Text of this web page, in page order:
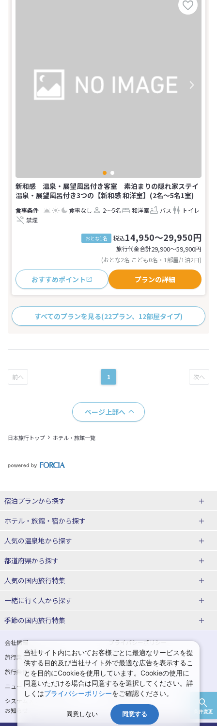
条件変更
新和感 温泉・展望風呂付き客室 素泊まりの隠れ家ステイ
温泉・展望風呂付き3つの【新和感 和洋室】(2名～5名1室)
食事なし 2～5名 和洋室 バス
トイレ
禁煙
おとな1名 税込14,950～29,950円
旅行代金合計29,900〜59,900円
(おとな2名 こども0名・1部屋/1泊2日)
おすすめポイント プランの詳細
すべてのプランを見る(22プラン、12部屋タイプ)
1
ページ上部へ
日本旅行トップ ホテル・旅館一覧
宿泊プランから探す
北海道
東北
青森県
宮城県
山形県
関東
埼玉県 千葉県
茨城県 栃木県
北陸
ホテル・旅館・宿から探す
北海道ホテル・旅館
青森県ホテル・旅館
宮城県ホテル・旅館
山形県ホテル・旅館
東京都ホテル・旅館 神奈川県ホテル・旅館
埼玉県ホテル・旅館 千葉県ホテル・旅館
茨城県ホテル・旅館 栃木県ホテル・旅館
群馬県ホテル・旅館
人気の温泉地から探す
北海道
湯の川温泉(北海道)
十勝川温泉(北海道)
洞爺湖温泉(北海道)
層雲峡温泉(北海道)
東北
花巻温泉(岩手) 蔵王温泉(山形)
かみのやま温泉(山形) 鳴子温泉(宮城)
秋保温泉(宮城) 飯坂温泉(福島)
都道府県から探す
北海道旅行・ツアー
東北
青森旅行・ツアー 岩手旅行・ツアー
宮城旅行・ツアー 秋田旅行・ツアー
山形旅行・ツアー 福島旅行・ツアー
東京旅行・ツアー 神奈川旅行・ツアー
人気の国内旅行特集
東京ディズニーリゾート®への旅
ユニバーサル・スタジオ・ジャパ
一緒に行く人から探す
一人旅 国内版
カップル・夫婦旅行 国内版 女子旅 国内版
卒業旅行・学生旅行 国内版
季節の国内旅行特集
桜・お花見特集
ゴールデンウィーク（GW）の国内
旅行
夏休み・お盆の国内旅行 7月の国内旅行
8月の国内旅行 9月の国内旅行
10月の国内旅行 11月の国内旅行
会社情報
プライバシーポリシー
旅行業登録票・約款
規約集
旅行条件書
商標について
ニュースリリース
採用情報
システムメンテナンスの
お知らせ
当社サイト内においてお客様ごとに最適なサービスを提
供する目的及び当社サイト外で最適な広告を表示するこ
とを目的にCookieを使用しています。Cookieの使用に
同意いただける場合は同意するを選択してください。詳
しくはプライバシーポリシーをご確認ください。
同意しない 同意する